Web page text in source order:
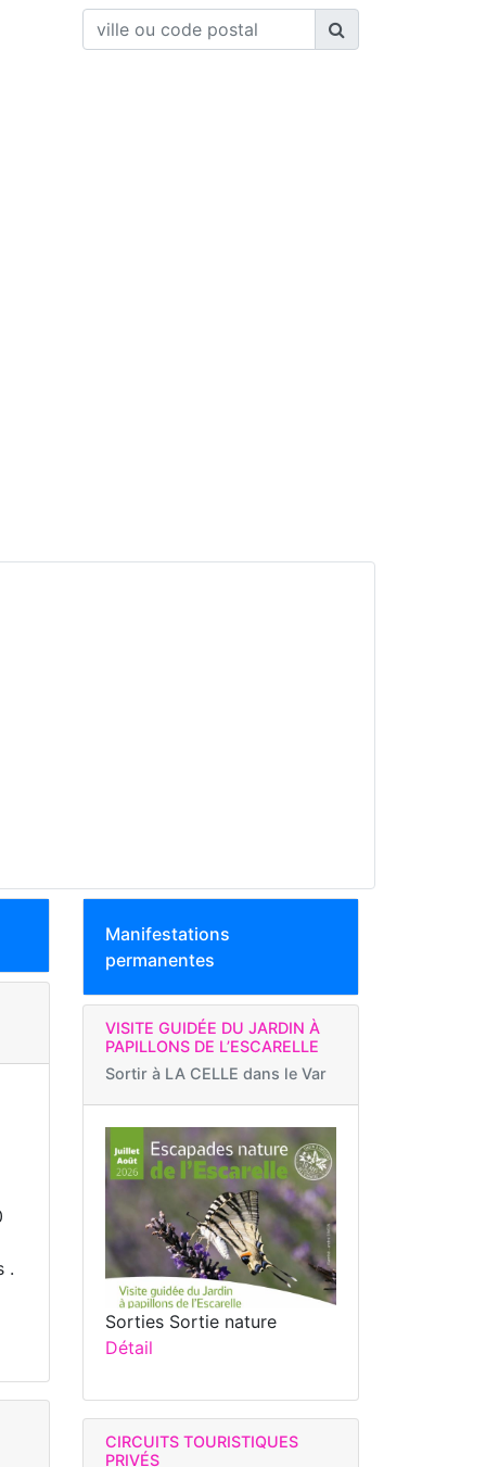
.
Manifestations
permanentes
VISITE GUIDÉE DU JARDIN À
PAPILLONS DE L’ESCARELLE
Sortir à LA CELLE dans le Var
Sorties Sortie nature
Détail
CIRCUITS TOURISTIQUES
PRIVÉS